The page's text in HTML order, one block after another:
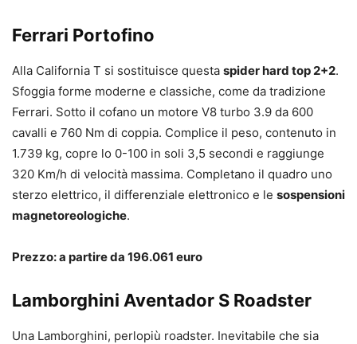
Ferrari Portofino
Alla California T si sostituisce questa spider hard top 2+2.
Sfoggia forme moderne e classiche, come da tradizione
Ferrari. Sotto il cofano un motore V8 turbo 3.9 da 600
cavalli e 760 Nm di coppia. Complice il peso, contenuto in
1.739 kg, copre lo 0-100 in soli 3,5 secondi e raggiunge
320 Km/h di velocità massima. Completano il quadro uno
sterzo elettrico, il differenziale elettronico e le sospensioni
magnetoreologiche.
Prezzo: a partire da 196.061 euro
Lamborghini Aventador S Roadster
Una Lamborghini, perlopiù roadster. Inevitabile che sia